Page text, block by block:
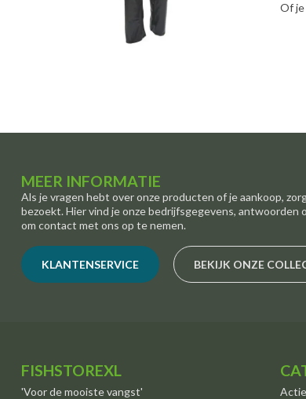
Of je
MEER INFORMATIE
Als je vragen hebt over onze producten of je aankoop,
bezoekt. Hier vind je onze bedrijfsgegevens, antwoorden
om contact met ons op te nemen.
KLANTENSERVICE BEKIJK ONZE
FISHSTOREXL
'Voor de mooiste vangst'
Actie